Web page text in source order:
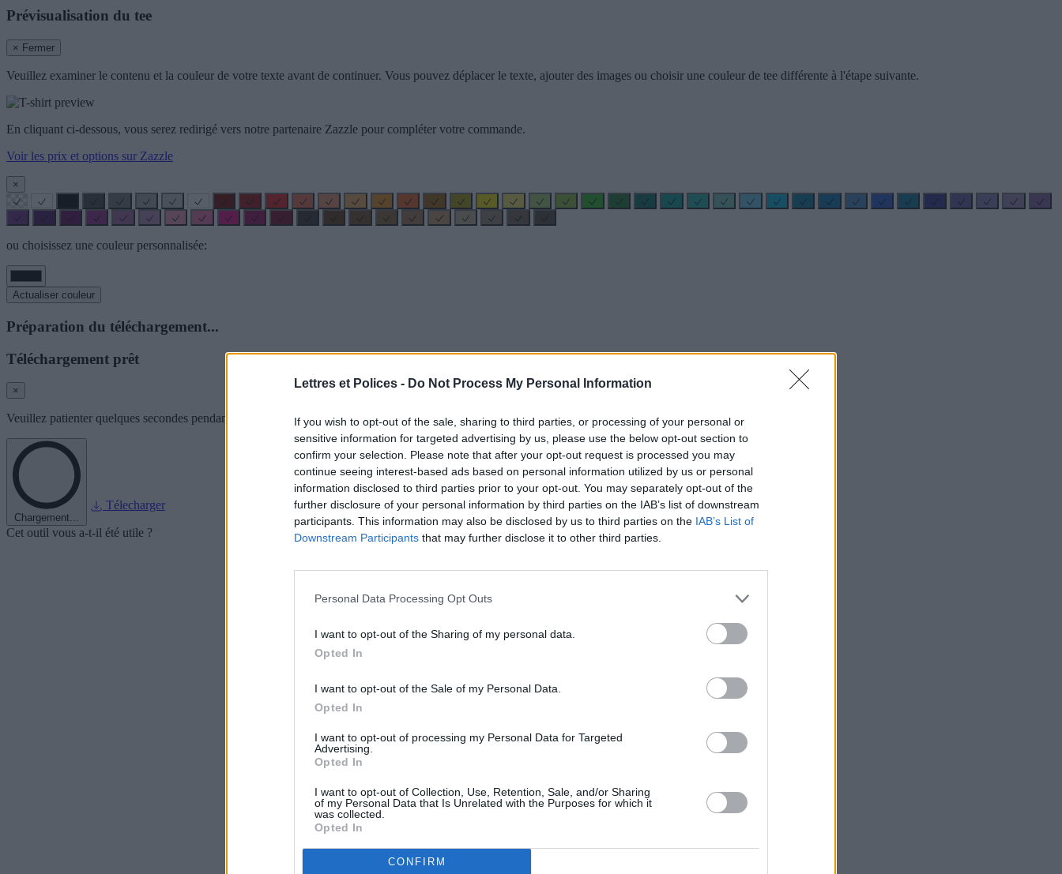
Lettres et Polices - Do Not Process My Personal Information
If you wish to opt-out of the sale, sharing to third parties, or processing of your personal or
sensitive information for targeted advertising by us, please use the below opt-out section to
confirm your selection. Please note that after your opt-out request is processed you may
continue seeing interest-based ads based on personal information utilized by us or personal
information disclosed to third parties prior to your opt-out. You may separately opt-out of the
further disclosure of your personal information by third parties on the IAB’s list of downstream
participants. This information may also be disclosed by us to third parties on the IAB’s List of
Downstream Participants that may further disclose it to other third parties.
Personal Data Processing Opt Outs
I want to opt-out of the Sharing of my personal data.
Opted In
I want to opt-out of the Sale of my Personal Data.
Opted In
I want to opt-out of processing my Personal Data for Targeted
Advertising.
Opted In
I want to opt-out of Collection, Use, Retention, Sale, and/or Sharing
of my Personal Data that Is Unrelated with the Purposes for which it
was collected.
Opted In
CONFIRM
Prévisualisation du tee
× Fermer
Veuillez examiner le contenu et la couleur de votre texte avant de continuer. Vous pouvez déplacer le texte, ajouter des images ou choisir une couleur de tee différente à l'étape suivante.
En cliquant ci-dessous, vous serez redirigé vers notre partenaire Zazzle pour compléter votre commande.
Voir les prix et options sur Zazzle
×
ou choisissez une couleur personnalisée:
Actualiser couleur
Préparation du téléchargement...
Téléchargement prêt
×
Veuillez patienter quelques secondes pendant que nous préparons l'image de votre police pour le téléchargement.
Chargement...
Télecharger
Cet outil vous a-t-il été utile ?